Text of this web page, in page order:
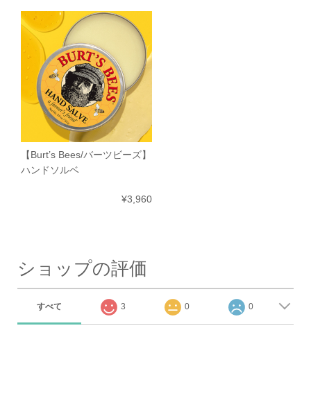
【Burt’s Bees/バーツビーズ】
ハンドソルベ
¥3,960
ショップの評価
すべて 3 0 0